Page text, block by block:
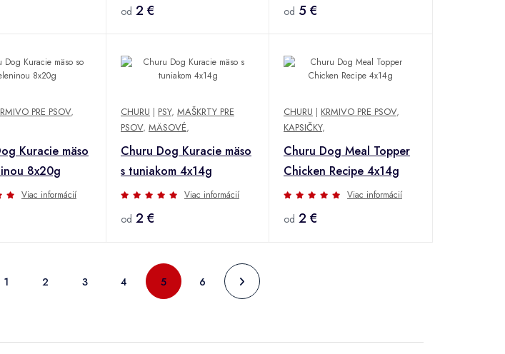
od 2 € od 5 €
PRE PSOV,
Kuracie mäso
8x20g
Viac informácií
CHURU | PSY, MAŠKRTY PRE
PSOV, MÄSOVÉ,
Churu Dog Kuracie mäso
s tuniakom 4x14g
Viac informácií
od 2 €
CHURU | KRMIVO PRE PSOV,
KAPSIČKY,
Churu Dog Meal Topper
Chicken Recipe 4x14g
Viac informácií
od 2 €
1 2 3 4 5 6